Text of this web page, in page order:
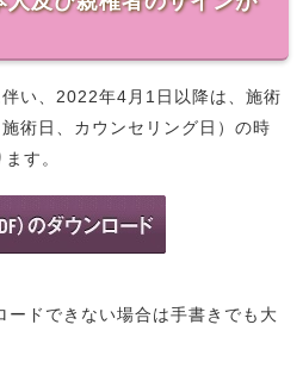
い、2022年4月1日以降は、施術
術日、カウンセリング日）の時
す。
ドできない場合は手書きでも大